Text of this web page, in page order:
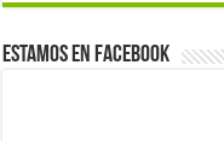
Estamos en Facebook